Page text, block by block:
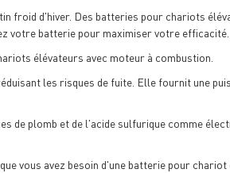
froid d'hiver. Des batteries pour chariots
votre batterie pour maximiser votre efficacité.
élévateurs avec moteur à combustion.
les risques de fuite. Elle fournit une
de plomb et de l'acide sulfurique comme
vous avez besoin d'une batterie pour